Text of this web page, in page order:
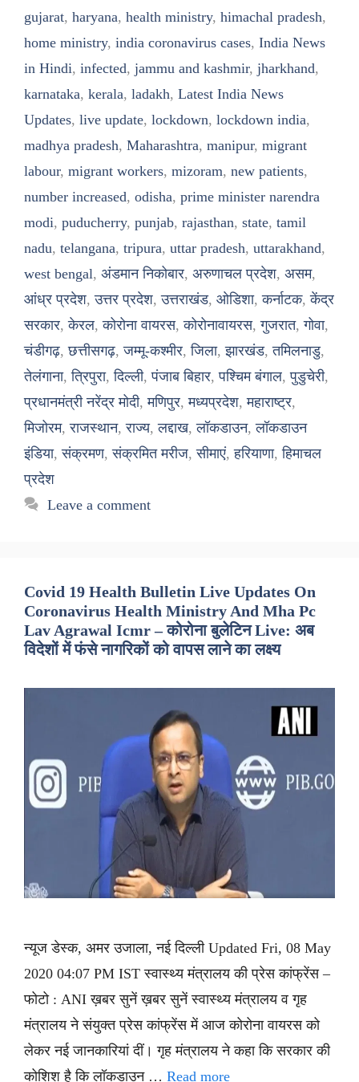
gujarat, haryana, health ministry, himachal pradesh,
home ministry, india coronavirus cases, India News
in Hindi, infected, jammu and kashmir, jharkhand,
karnataka, kerala, ladakh, Latest India News
Updates, live update, lockdown, lockdown india,
madhya pradesh, Maharashtra, manipur, migrant
labour, migrant workers, mizoram, new patients,
number increased, odisha, prime minister narendra
modi, puducherry, punjab, rajasthan, state, tamil
nadu, telangana, tripura, uttar pradesh, uttarakhand,
west bengal, अंडमान निकोबार, अरुणाचल प्रदेश, असम,
आंध्र प्रदेश,उत्तर प्रदेश,उत्तराखंड, ओडिशा,कर्नाटक,केंद्र
सरकार,केरल,कोरोना वायरस,कोरोनावायरस,गुजरात,गोवा,
चंडीगढ़,छत्तीसगढ़,जम्मू-कश्मीर,जिला,झारखंड,तमिलनाडु,
तेलंगाना,त्रिपुरा,दिल्ली,पंजाब बिहार,पश्चिम बंगाल,पुडुचेरी,
प्रधानमंत्री नरेंद्र मोदी,मणिपुर,मध्यप्रदेश,महाराष्ट्र,
मिजोरम,राजस्थान,राज्य,लद्दाख,लॉकडाउन,लॉकडाउन
इंडिया,संक्रमण,संक्रमित मरीज,सीमाएं,हरियाणा,हिमाचल
प्रदेश
Leave a comment
Covid 19 Health Bulletin Live Updates On
Coronavirus Health Ministry And Mha Pc
Lav Agrawal Icmr – कोरोना बुलेटिन Live: अब
विदेशों में फंसे नागरिकों को वापस लाने का लक्ष्य
न्यूज डेस्क, अमर उजाला, नई दिल्ली Updated Fri, 08 May
2020 04:07 PM IST स्वास्थ्य मंत्रालय की प्रेस कांफ्रेंस –
फोटो : ANI ख़बर सुनें ख़बर सुनें स्वास्थ्य मंत्रालय व गृह
मंत्रालय ने संयुक्त प्रेस कांफ्रेंस में आज कोरोना वायरस को
लेकर नई जानकारियां दीं। गृह मंत्रालय ने कहा कि सरकार की
कोशिश है कि लॉकडाउन … Read more